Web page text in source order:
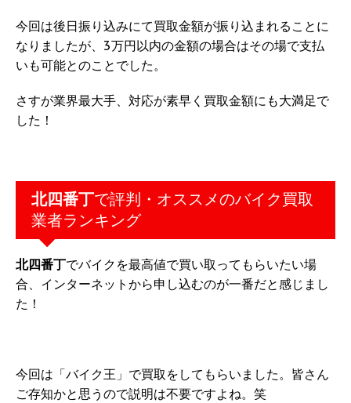
今回は後日振り込みにて買取金額が振り込まれることに
なりましたが、3万円以内の金額の場合はその場で支払
いも可能とのことでした。
さすが業界最大手、対応が素早く買取金額にも大満足で
した！
北四番丁で評判・オススメのバイク買取
業者ランキング
北四番丁でバイクを最高値で買い取ってもらいたい場
合、インターネットから申し込むのが一番だと感じまし
た！
今回は「バイク王」で買取をしてもらいました。皆さん
ご存知かと思うので説明は不要ですよね。笑